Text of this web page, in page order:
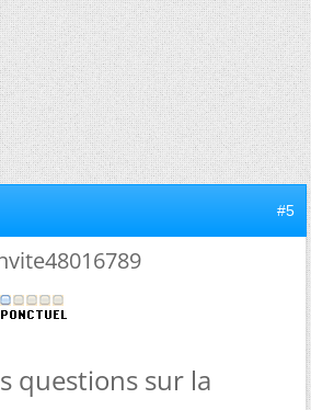
#5
questions sur la